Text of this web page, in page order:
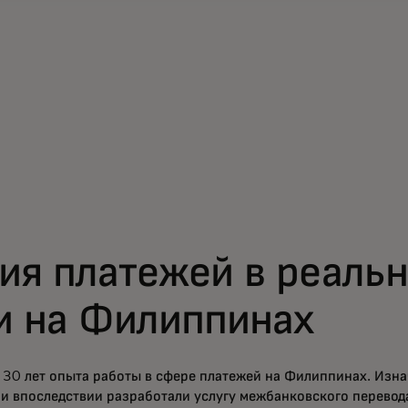
платежей в
на Филиппинах
лет опыта работы в сфере платежей на Филиппинах.
впоследствии разработали услугу межбанковского